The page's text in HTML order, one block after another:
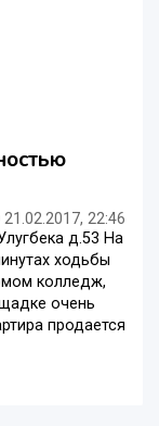
21.02.2017, 22:46
д.53 На
ходьбы
колледж,
очень
продается